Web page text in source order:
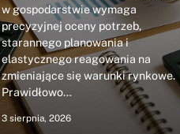
w gospodarstwie wymaga
precyzyjnej oceny potrzeb,
starannego planowania i
elastycznego reagowania na
zmieniające się warunki rynkowe.
Prawidłowo…
3 sierpnia, 2026